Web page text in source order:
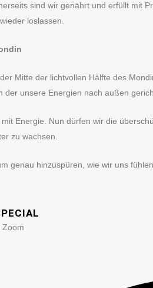
sind wir genährt und erfüllt mit
loslassen.
Mitte der lichtvollen Hälfte des
der unsere Energien nach außen
Energie. Nun dürfen wir die
zu wachsen.
genau hinzuspüren, wie wir uns
Zoom